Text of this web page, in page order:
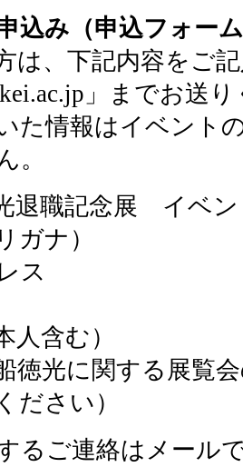
込み（申込フォー
は、下記内容をご
」までお送
た情報はイベント
。
退職記念展 イベン
ガナ）
ス
人含む）
徳光に関する展覧
ださい）
るご連絡はメール